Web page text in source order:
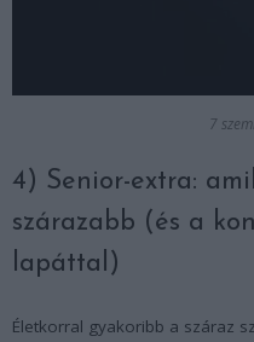
7
4) Senior-extra:
szárazabb (és a
lapáttal)
Életkorral gyakoribb a száraz